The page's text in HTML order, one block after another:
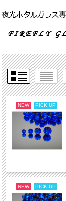
NEW PICK UP
NEW PICK UP